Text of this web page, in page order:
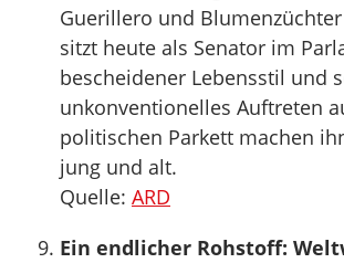
Guerillero und
sitzt heute als Senator im
bescheidener Lebensstil und
unkonventionelles Auftreten
politischen Parkett machen
jung und alt.
Quelle: ARD
Ein endlicher Rohstoff: